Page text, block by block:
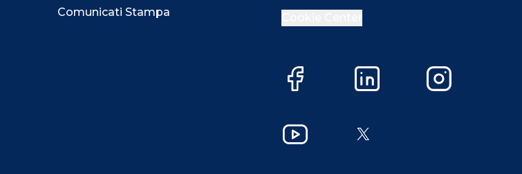
Comunicati Stampa
Facebook LinkedIn Instagram
YouTube X
Accetta Più opzioni